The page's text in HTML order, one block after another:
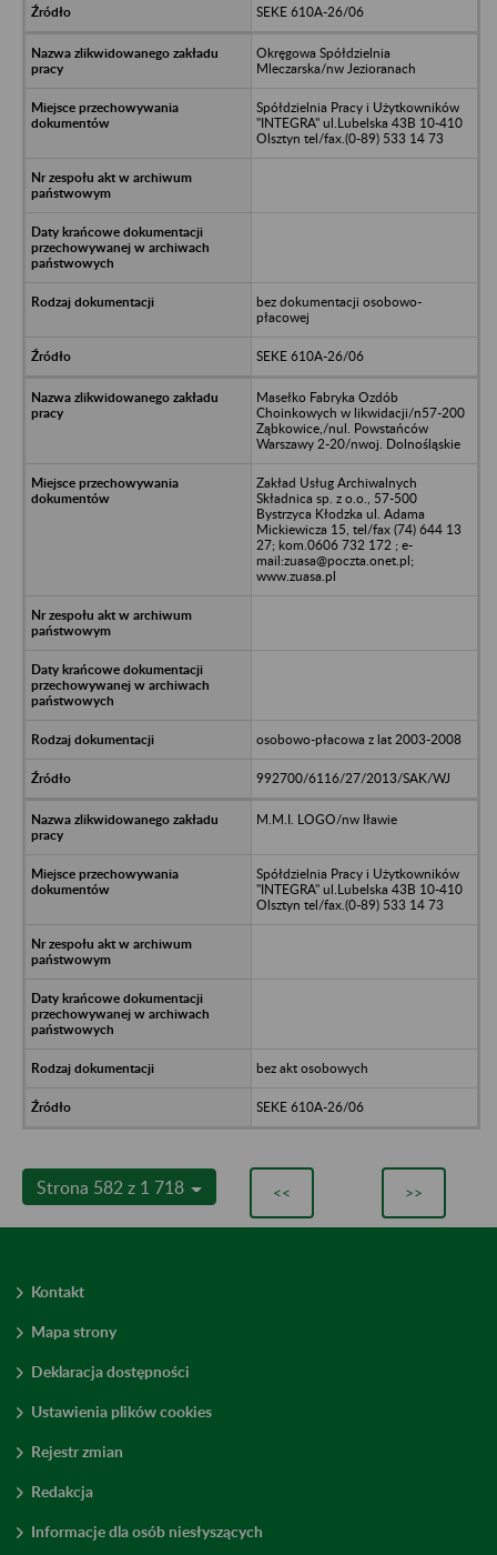
SEKE 610A-26/06
Okręgowa Spółdzielnia
Mleczarska/nw Jezioranach
Spółdzielnia Pracy i Użytkowników
"INTEGRA" ul.Lubelska 43B 10-410
Olsztyn tel/fax.(0-89) 533 14 73
bez dokumentacji osobowo-
płacowej
SEKE 610A-26/06
Masełko Fabryka Ozdób
Choinkowych w likwidacji/n57-200
Ząbkowice,/nul. Powstańców
Warszawy 2-20/nwoj. Dolnośląskie
Zakład Usług Archiwalnych
Składnica sp. z o.o., 57-500
Bystrzyca Kłodzka ul. Adama
Mickiewicza 15, tel/fax (74) 644 13
27; kom.0606 732 172 ; e-
mail:zuasa@poczta.onet.pl;
www.zuasa.pl
osobowo-płacowa z lat 2003-2008
992700/6116/27/2013/SAK/WJ
M.M.I. LOGO/nw Iławie
Spółdzielnia Pracy i Użytkowników
"INTEGRA" ul.Lubelska 43B 10-410
Olsztyn tel/fax.(0-89) 533 14 73
bez akt osobowych
SEKE 610A-26/06
Strona 582 z 1 718 << >>
Kontakt
Mapa strony
Deklaracja dostępności
Ustawienia plików cookies
Rejestr zmian
Redakcja
Informacje dla osób niesłyszących